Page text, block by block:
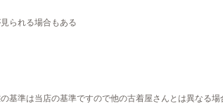
れる場合もある
基準は当店の基準ですので他の古着屋さんとは異なる